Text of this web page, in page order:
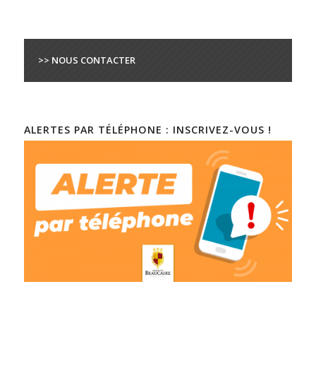
>> NOUS CONTACTER
ALERTES PAR TÉLÉPHONE : INSCRIVEZ-VOUS !